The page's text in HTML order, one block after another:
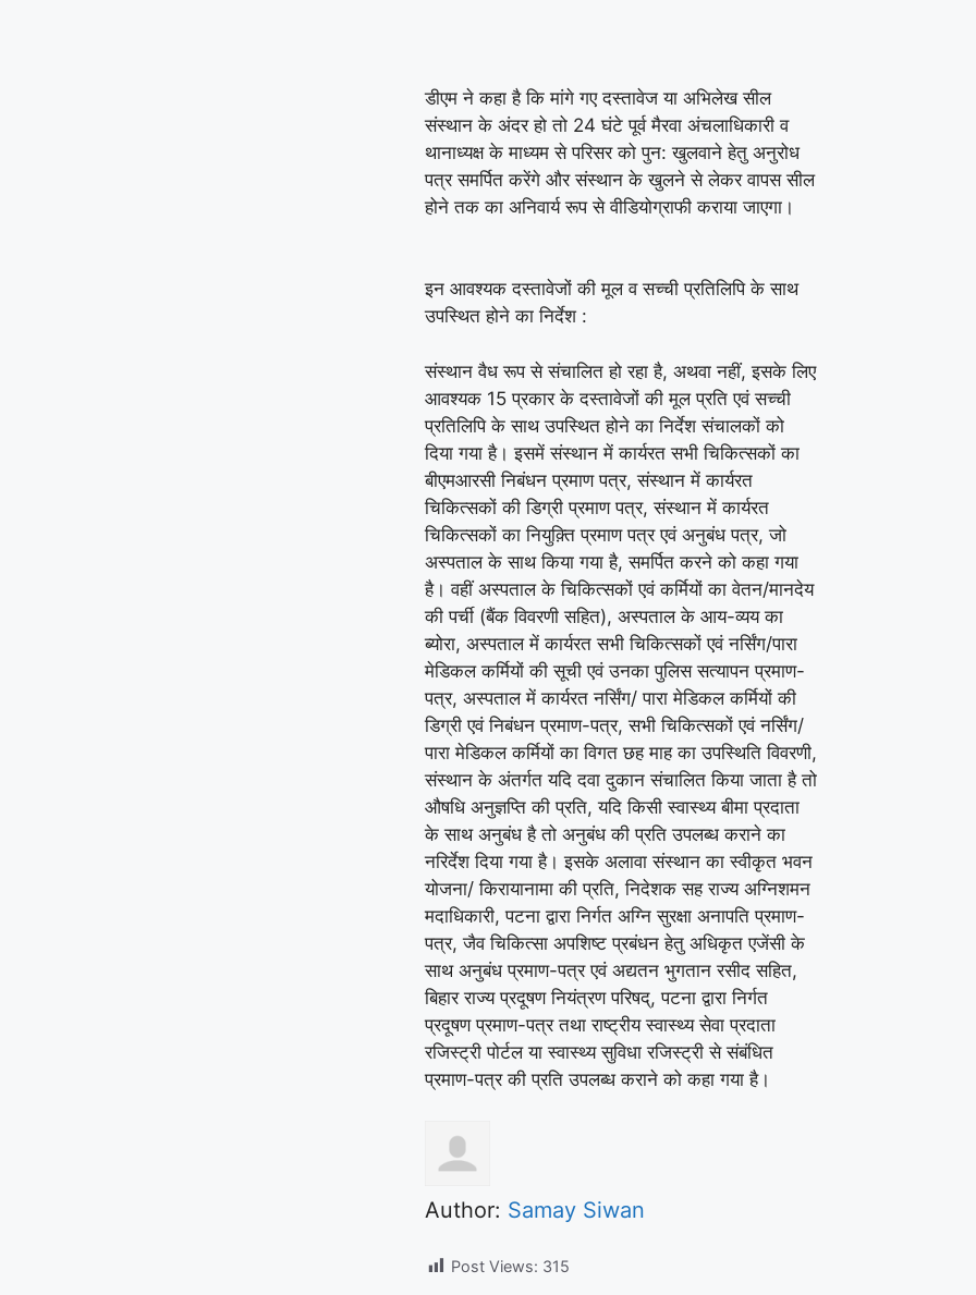
डीएम ने कहा है कि मांगे गए दस्तावेज या अभिलेख सील
संस्थान के अंदर हो तो 24 घंटे पूर्व मैरवा अंचलाधिकारी व
थानाध्यक्ष के माध्यम से परिसर को पुन: खुलवाने हेतु अनुरोध
पत्र समर्पित करेंगे और संस्थान के खुलने से लेकर वापस सील
होने तक का अनिवार्य रूप से वीडियोग्राफी कराया जाएगा।
इन आवश्यक दस्तावेजों की मूल व सच्ची प्रतिलिपि के साथ
उपस्थित होने का निर्देश :
संस्थान वैध रूप से संचालित हो रहा है, अथवा नहीं, इसके लिए
आवश्यक 15 प्रकार के दस्तावेजों की मूल प्रति एवं सच्ची
प्रतिलिपि के साथ उपस्थित होने का निर्देश संचालकों को
दिया गया है। इसमें संस्थान में कार्यरत सभी चिकित्सकों का
बीएमआरसी निबंधन प्रमाण पत्र, संस्थान में कार्यरत
चिकित्सकों की डिग्री प्रमाण पत्र, संस्थान में कार्यरत
चिकित्सकों का नियुक़्ति प्रमाण पत्र एवं अनुबंध पत्र, जो
अस्पताल के साथ किया गया है, समर्पित करने को कहा गया
है। वहीं अस्पताल के चिकित्सकों एवं कर्मियों का वेतन/मानदेय
की पर्ची (बैंक विवरणी सहित), अस्पताल के आय-व्यय का
ब्योरा, अस्पताल में कार्यरत सभी चिकित्सकों एवं नर्सिंग/पारा
मेडिकल कर्मियों की सूची एवं उनका पुलिस सत्यापन प्रमाण-
पत्र, अस्पताल में कार्यरत नर्सिंग/ पारा मेडिकल कर्मियों की
डिग्री एवं निबंधन प्रमाण-पत्र, सभी चिकित्सकों एवं नर्सिंग/
पारा मेडिकल कर्मियों का विगत छह माह का उपस्थिति विवरणी,
संस्थान के अंतर्गत यदि दवा दुकान संचालित किया जाता है तो
औषधि अनुज्ञप्ति की प्रति, यदि किसी स्वास्थ्य बीमा प्रदाता
के साथ अनुबंध है तो अनुबंध की प्रति उपलब्ध कराने का
नरिर्देश दिया गया है। इसके अलावा संस्थान का स्वीकृत भवन
योजना/ किरायानामा की प्रति, निदेशक सह राज्य अग्निशमन
मदाधिकारी, पटना द्वारा निर्गत अग्नि सुरक्षा अनापति प्रमाण-
पत्र, जैव चिकित्सा अपशिष्ट प्रबंधन हेतु अधिकृत एजेंसी के
साथ अनुबंध प्रमाण-पत्र एवं अद्यतन भुगतान रसीद सहित,
बिहार राज्य प्रदूषण नियंत्रण परिषद्, पटना द्वारा निर्गत
प्रदूषण प्रमाण-पत्र तथा राष्ट्रीय स्वास्थ्य सेवा प्रदाता
रजिस्ट्री पोर्टल या स्वास्थ्य सुविधा रजिस्ट्री से संबंधित
प्रमाण-पत्र की प्रति उपलब्ध कराने को कहा गया है।
Author: Samay Siwan
Post Views: 315